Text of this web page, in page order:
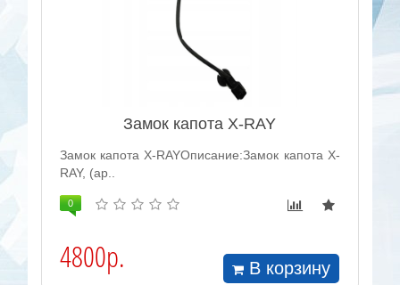
Замок капота X-RAY
Замок капота X-RAYОписание:Замок капота X-
RAY, (ар..
0
4800р. В корзину